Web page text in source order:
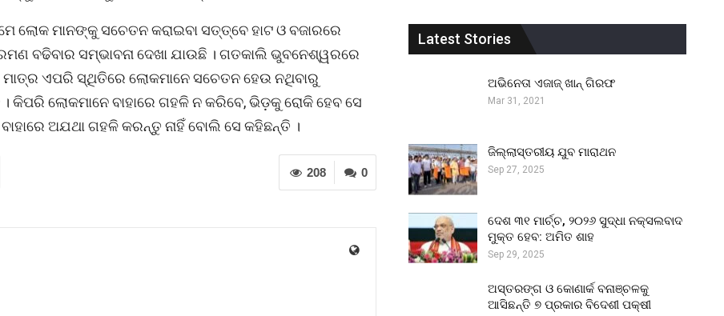
ଲୋକ ମାନଙ୍କୁ ସଚେତନ କରାଇବା ସତ୍ତ୍ବେ ହାଟ ଓ ବଜାରରେ
ବଢିବାର ସମ୍ଭାବନା ଦେଖା ଯାଉଛି । ଗତକାଲି ଭୁବନେଶ୍ୱରରେ
ଏପରି ସ୍ଥିତିରେ ଲୋକମାନେ ସଚେତନ ହେଉ ନଥିବାରୁ
କିପରି ଲୋକମାନେ ବାହାରେ ଗହଳି ନ କରିବେ, ଭିଡ଼କୁ ରୋକି ହେବ ସେ
ଅଯଥା ଗହଳି କରନ୍ତୁ ନାହିଁ ବୋଲି ସେ କହିଛନ୍ତି ।
0
208
Latest Stories
ଅଭିନେତା ଏଜାଜ୍ ଖାନ୍ ଗିରଫ
Mar 31, 2021
ଜିଲ୍ଲାସ୍ତରୀୟ ଯୁବ ମାରାଥନ
Sep 27, 2025
ଦେଶ ୩୧ ମାର୍ଚ୍ଚ, ୨୦୨୬ ସୁଦ୍ଧା ନକ୍ସଲବାଦ
ମୁକ୍ତ ହେବ: ଅମିତ ଶାହ
Sep 29, 2025
ଅସ୍ତରଙ୍ଗ ଓ କୋଣାର୍କ ବନାଞ୍ଚଳକୁ
ଆସିଛନ୍ତି ୭ ପ୍ରକାର ବିଦେଶୀ ପକ୍ଷୀ